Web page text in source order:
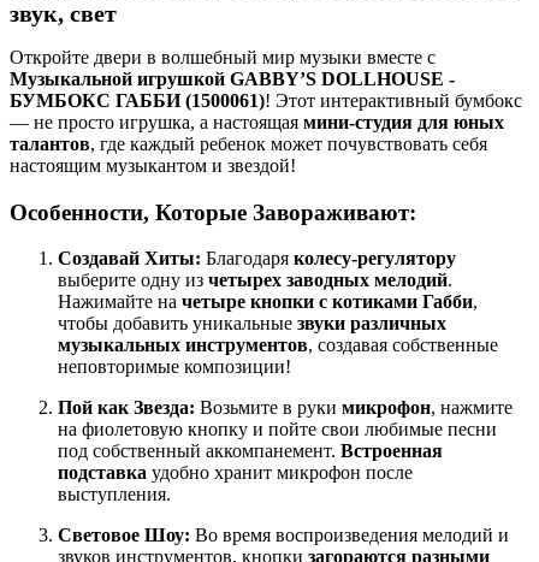
звук, свет
Откройте двери в волшебный мир музыки вместе с
Музыкальной игрушкой GABBY’S DOLLHOUSE -
БУМБОКС ГАББИ (1500061)! Этот интерактивный бумбокс
— не просто игрушка, а настоящая мини-студия для юных
талантов, где каждый ребенок может почувствовать себя
настоящим музыкантом и звездой!
Особенности, Которые Завораживают:
Создавай Хиты: Благодаря колесу-регулятору
выберите одну из четырех заводных мелодий.
Нажимайте на четыре кнопки с котиками Габби,
чтобы добавить уникальные звуки различных
музыкальных инструментов, создавая собственные
неповторимые композиции!
Пой как Звезда: Возьмите в руки микрофон, нажмите
на фиолетовую кнопку и пойте свои любимые песни
под собственный аккомпанемент. Встроенная
подставка удобно хранит микрофон после
выступления.
Световое Шоу: Во время воспроизведения мелодий и
звуков инструментов, кнопки загораются разными